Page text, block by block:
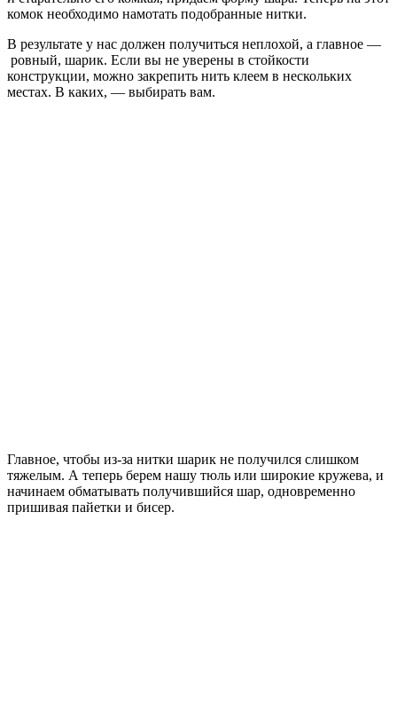
комок необходимо намотать подобранные нитки.
В результате у нас должен получиться неплохой, а главное —
ровный, шарик. Если вы не уверены в стойкости
конструкции, можно закрепить нить клеем в нескольких
местах. В каких, — выбирать вам.
Главное, чтобы из-за нитки шарик не получился слишком
тяжелым. А теперь берем нашу тюль или широкие кружева, и
начинаем обматывать получившийся шар, одновременно
пришивая пайетки и бисер.